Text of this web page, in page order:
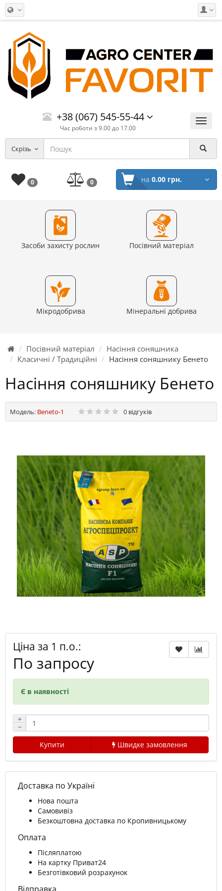
Меню
+38 (067) 545-55-44
Час роботи з 9.00 до 17.00
Скрізь
0 0 на 0.00 грн.
Засоби захисту рослин Посівний матеріал
Мікродобрива Мінеральні добрива
Посівний матеріал
Насіння соняшника
Класичні / Традиційні
Насіння соняшнику Бенето
Насіння соняшнику Бенето
Модель: Beneto-1 0 відгуків
Ціна за 1 п.о.:
По запросу
Є в наявності
+
−
Купити
Швидке замовлення
Доставка по Україні
Нова пошта
Самовивіз
Безкоштовна доставка по Кропивницькому
Оплата
Післяплатою
На картку Приват24
Безготівковий розрахунок